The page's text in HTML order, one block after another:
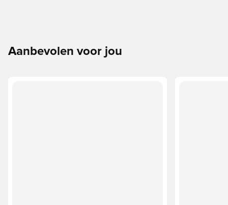
Aanbevolen voor jou